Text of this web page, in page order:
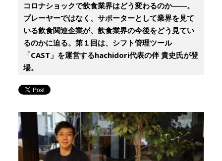
コロナショックで飲食業界はどう変わるのか――。
プレーヤーではなく、サポーターとして業界を見て
いる飲食関連企業が、飲食業界の今後をどう見てい
るのかに迫る。第１回は、シフト管理ツール
「CAST」を運営するhachidori代表の伴 貴史氏が登
場。